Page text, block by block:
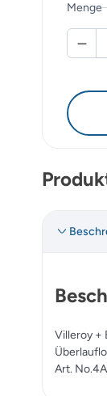
Menge
Villeroy +
Art.